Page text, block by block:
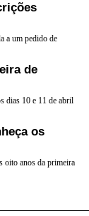
a um pedido de
de
dias 10 e 11 de abril
os
oito anos da primeira